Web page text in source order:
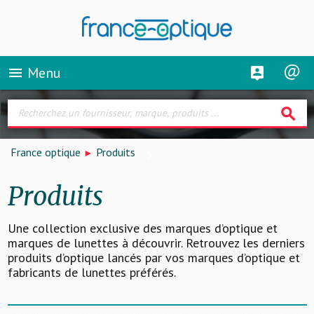
menu Menu
search
France optique Produits
Produits
Une collection exclusive des marques d’optique et
marques de lunettes à découvrir. Retrouvez les derniers
produits d’optique lancés par vos marques d’optique et
fabricants de lunettes préférés.